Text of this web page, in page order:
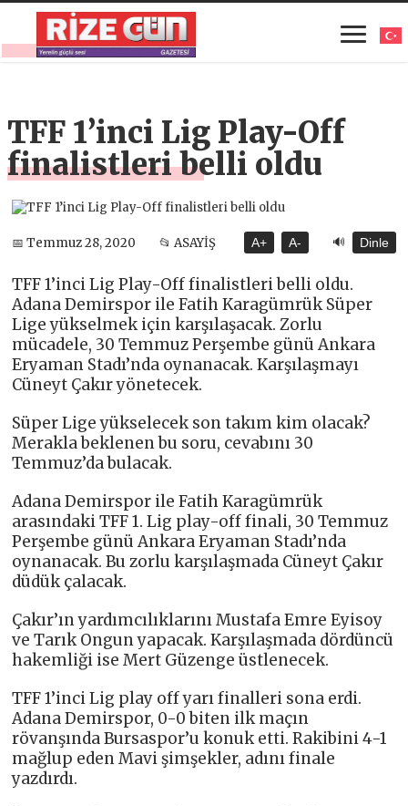
TFF 1’inci Lig Play-Off
finalistleri belli oldu
📅 Temmuz 28, 2020 📂 ASAYİŞ A+ A- 🔊 Dinle
TFF 1’inci Lig Play-Off finalistleri belli oldu.
Adana Demirspor ile Fatih Karagümrük Süper
Lige yükselmek için karşılaşacak. Zorlu
mücadele, 30 Temmuz Perşembe günü Ankara
Eryaman Stadı’nda oynanacak. Karşılaşmayı
Cüneyt Çakır yönetecek.
Süper Lige yükselecek son takım kim olacak?
Merakla beklenen bu soru, cevabını 30
Temmuz’da bulacak.
Adana Demirspor ile Fatih Karagümrük
arasındaki TFF 1. Lig play-off finali, 30 Temmuz
Perşembe günü Ankara Eryaman Stadı’nda
oynanacak. Bu zorlu karşılaşmada Cüneyt Çakır
düdük çalacak.
Çakır’ın yardımcılıklarını Mustafa Emre Eyisoy
ve Tarık Ongun yapacak. Karşılaşmada dördüncü
hakemliği ise Mert Güzenge üstlenecek.
TFF 1’inci Lig play off yarı finalleri sona erdi.
Adana Demirspor, 0-0 biten ilk maçın
rövanşında Bursaspor’u konuk etti. Rakibini 4-1
mağlup eden Mavi şimşekler, adını finale
yazdırdı.